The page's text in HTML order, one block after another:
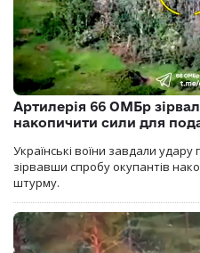
Артилерія 66 ОМБр
накопичити сили для
Українські воїни завдали
зірвавши спробу окупантів
штурму.